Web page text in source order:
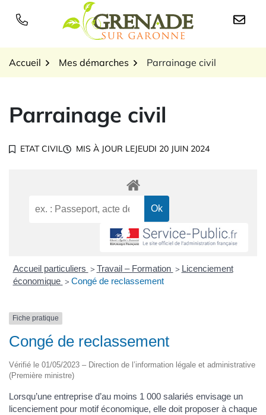
Logo Grenade sur
Accueil Mes démarches Parrainage civil
Parrainage civil
ETAT CIVIL MIS À JOUR LEJEUDI 20 JUIN 2024
Accueil particuliers > Travail – Formation > Licenciement
économique > Congé de reclassement
Fiche pratique
Congé de reclassement
Vérifié le 01/05/2023 – Direction de l’information légale et administrative
(Première ministre)
Lorsqu’une entreprise d’au moins 1 000 salariés envisage un
licenciement pour motif économique, elle doit proposer à chaque